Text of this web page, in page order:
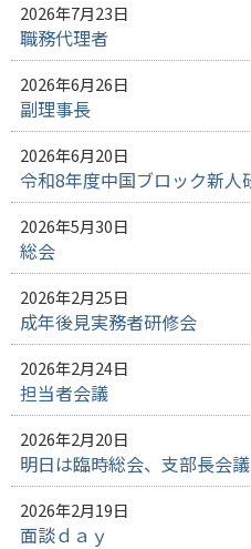
2026年7月23日
職務代理者
2026年6月26日
副理事長
2026年6月20日
令和8年度中国ブロック新人
2026年5月30日
総会
2026年2月25日
成年後見実務者研修会
2026年2月24日
担当者会議
2026年2月20日
明日は臨時総会、支部長会議
2026年2月19日
面談ｄａｙ